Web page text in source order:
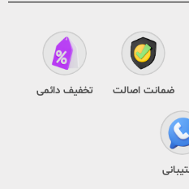
ضمانت اصالت تخفیف دائمی